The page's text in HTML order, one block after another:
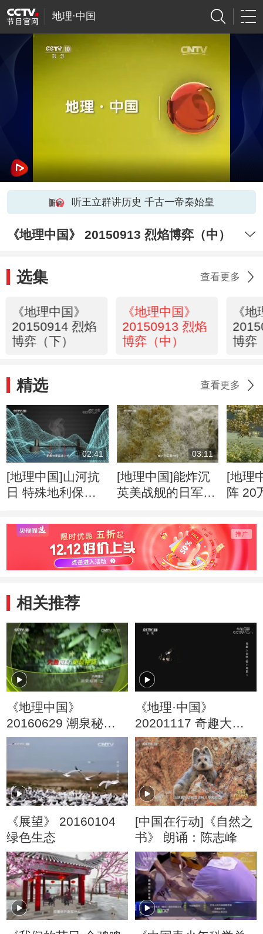
地理·中国
听王立群讲历史 千古一帝秦始皇
《地理中国》 20150913 烈焰博弈（中）
选集 查看更多
《地理中国》
20150914 烈焰
博弈（下）
《地理中国》
20150913 烈焰
博弈（中）
《
博弈
精选 查看更多
02:41
[地理中国]山河抗
日 特殊地利保护
03:11
[地理中国]能炸沉
英美战舰的日军为
[地理
阵 20
相关推荐
《地理中国》
20160629 潮泉秘境
（上）
《地理·中国》
20201117 奇趣大自
然·狼口奇泉 3
《展望》 20160104
绿色生态
[中国在行动]《自然之
书》 朗诵：陈志峰